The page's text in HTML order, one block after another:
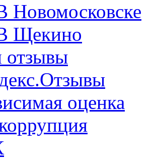
Новомосковске
Щекино
оценка